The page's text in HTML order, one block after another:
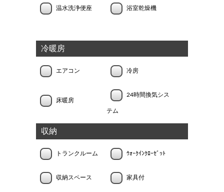
温水洗浄便座 浴室乾燥機
冷暖房
エアコン 冷房
床暖房
24時間換気シス
テム
収納
トランクルーム ｳｫｰｸｲﾝｸﾛｰｾﾞｯﾄ
収納スペース 家具付